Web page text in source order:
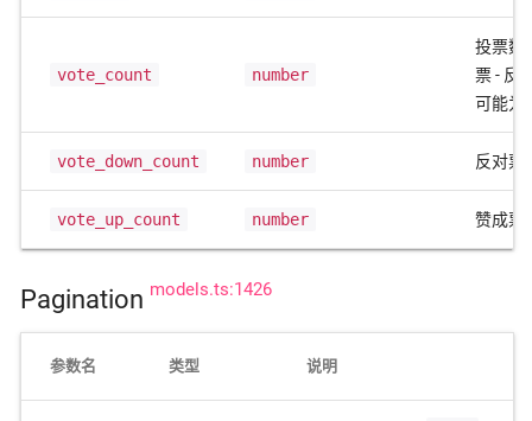
vote_count number
投票数
票 - 反
可能为
vote_down_count number 反对票
vote_up_count number 赞成票
Pagination models.ts:1426
参数名 类型 说明